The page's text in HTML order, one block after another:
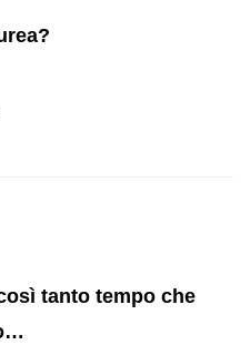
tanto tempo che